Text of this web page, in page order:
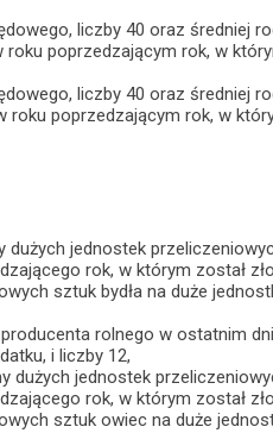
liczby 40 oraz średniej
poprzedzającym rok, w
liczby 40 oraz średniej
poprzedzającym rok, w
jednostek
rok, w którym został
sztuk bydła na duże
rolnego w ostatnim
i liczby 12,
jednostek
rok, w którym został
sztuk owiec na duże